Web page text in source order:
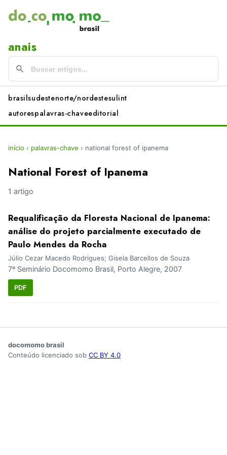
anais
brasilsudestenorte/nordestesulint
autorespalavras-chaveeditorial
início › palavras-chave › national forest of ipanema
National Forest of Ipanema
1 artigo
Requalificação da Floresta Nacional de Ipanema:
análise do projeto parcialmente executado de
Paulo Mendes da Rocha
Júlio Cezar Macedo Rodrigues; Gisela Barcellos de Souza
7º Seminário Docomomo Brasil, Porto Alegre, 2007
PDF
docomomo brasil
Conteúdo licenciado sob CC BY 4.0